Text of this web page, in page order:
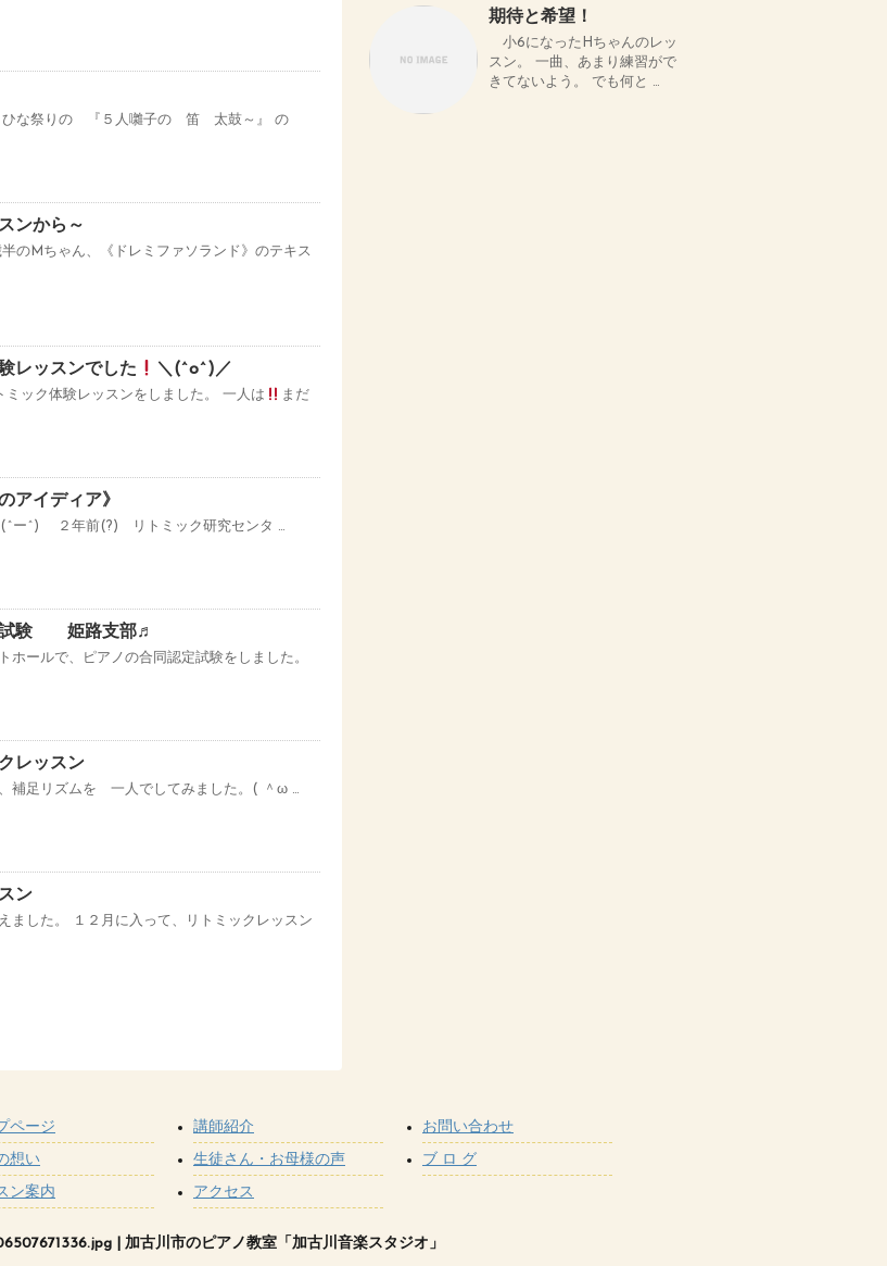
ひな祭りの 『５人囃子の 笛 太鼓～』 の
ンから～
のMちゃん、《ドレミファソランド》のテキス
レッスンでした ＼(^o^)／
ック体験レッスンをしました。 一人は
まだ
アイディア》
(^ー^) ２年前(?) リトミック研究センタ …
試験 姫路支部♬
ルで、ピアノの合同認定試験をしました。
レッスン
補足リズムを 一人でしてみました。( ＾ω …
ン
ました。 １２月に入って、リトミックレッスン
期待と希望！
小6になったHちゃんのレッ
スン。 一曲、あまり練習がで
きてないよう。 でも何と …
ページ
想い
ン案内
講師紹介
生徒さん・お母様の声
アクセス
お問い合わせ
ブ ロ グ
| 加古川市のピアノ教室「加古川音楽スタジオ」